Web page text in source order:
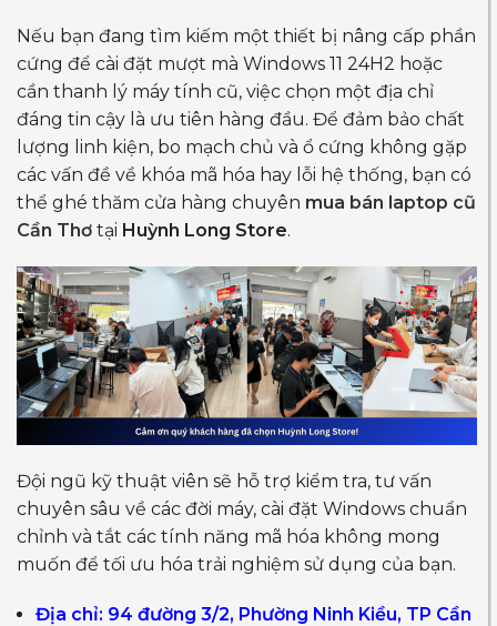
Nếu bạn đang tìm kiếm một thiết bị nâng cấp phần
cứng để cài đặt mượt mà Windows 11 24H2 hoặc
cần thanh lý máy tính cũ, việc chọn một địa chỉ
đáng tin cậy là ưu tiên hàng đầu. Để đảm bảo chất
lượng linh kiện, bo mạch chủ và ổ cứng không gặp
các vấn đề về khóa mã hóa hay lỗi hệ thống, bạn có
thể ghé thăm cửa hàng chuyên mua bán laptop cũ
Cần Thơ tại Huỳnh Long Store.
Đội ngũ kỹ thuật viên sẽ hỗ trợ kiểm tra, tư vấn
chuyên sâu về các đời máy, cài đặt Windows chuẩn
chỉnh và tắt các tính năng mã hóa không mong
muốn để tối ưu hóa trải nghiệm sử dụng của bạn.
Địa chỉ: 94 đường 3/2, Phường Ninh Kiều, TP Cần